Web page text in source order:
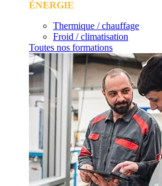
ÉNERGIE
Thermique / chauffage
Froid / climatisation
Toutes nos formations